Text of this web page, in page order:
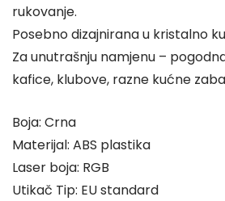
rukovanje.
Posebno dizajnirana u kristalno
Za unutrašnju namjenu –
kafice, klubove, razne kućne
Boja: Crna
Materijal: ABS plastika
Laser boja: RGB
Utikač Tip: EU standard